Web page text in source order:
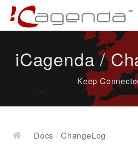
News
Docs
iCagenda /
Keep
Docs / ChangeLog